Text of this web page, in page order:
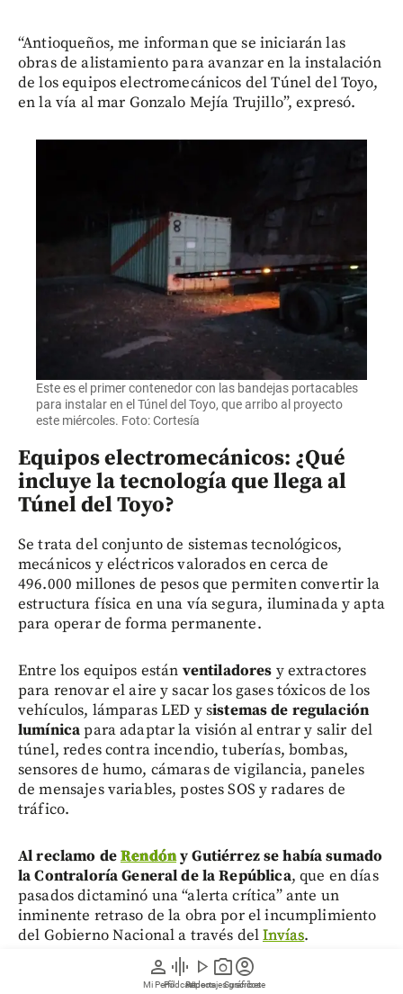
person
Mi Perfil
graphic_eq
Pódcast
play_arrow
Videos
photo_camera
Reportajes gráficos
account_circle
Suscríbete
“Antioqueños, me informan que se iniciarán las
obras de alistamiento para avanzar en la instalación
de los equipos electromecánicos del Túnel del Toyo,
en la vía al mar Gonzalo Mejía Trujillo”, expresó.
Este es el primer contenedor con las bandejas portacables
para instalar en el Túnel del Toyo, que arribo al proyecto
este miércoles. Foto: Cortesía
Equipos electromecánicos: ¿Qué
incluye la tecnología que llega al
Túnel del Toyo?
Se trata del conjunto de sistemas tecnológicos,
mecánicos y eléctricos valorados en cerca de
496.000 millones de pesos que permiten convertir la
estructura física en una vía segura, iluminada y apta
para operar de forma permanente.
Entre los equipos están ventiladores y extractores
para renovar el aire y sacar los gases tóxicos de los
vehículos, lámparas LED y sistemas de regulación
lumínicapara adaptar la visión al entrar y salir del
túnel, redes contra incendio, tuberías, bombas,
sensores de humo, cámaras de vigilancia, paneles
de mensajes variables, postes SOS y radares de
tráfico.
Al reclamo deRendóny Gutiérrez se había sumado
la Contraloría General de la República, que en días
pasados dictaminó una “alerta crítica” ante un
inminente retraso de la obra por el incumplimiento
del Gobierno Nacional a través delInvías.